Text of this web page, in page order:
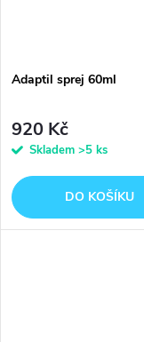
Adaptil sprej 60ml
920 Kč
Skladem >5 ks
DO KOŠÍKU